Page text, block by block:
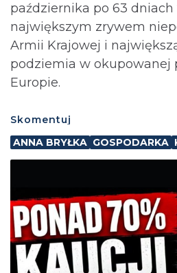
października po 63 dniach
największym zrywem
Armii Krajowej i
podziemia w okupowanej
Europie.
Skomentuj
ANNA BRYŁKA GOSPODARKA